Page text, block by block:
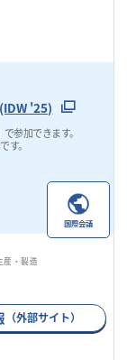
'25)
参加できます。
す。
国際会議
産・製造
（外部サイト）